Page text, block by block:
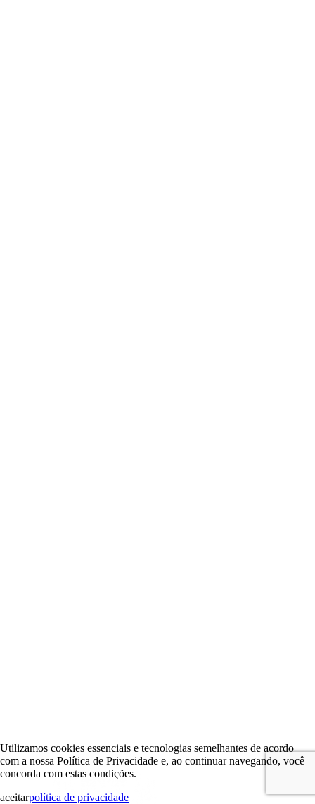
Utilizamos cookies essenciais e tecnologias semelhantes de acordo
com a nossa Política de Privacidade e, ao continuar navegando, você
concorda com estas condições.
aceitarpolítica de privacidade